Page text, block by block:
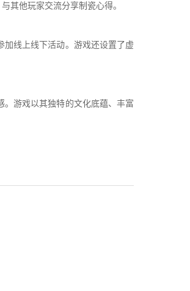
其他玩家交流分享制瓷心得。
线上线下活动。游戏还设置了虚
游戏以其独特的文化底蕴、丰富